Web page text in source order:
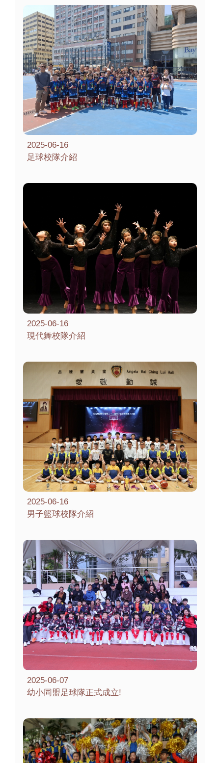
2025-06-16
足球校隊介紹
2025-06-16
現代舞校隊介紹
2025-06-16
男子籃球校隊介紹
2025-06-07
幼小同盟足球隊正式成立!